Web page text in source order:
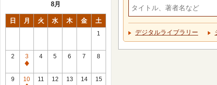
8月
日 月 火 水 木 金 土
1
2
3
休
館
4 5 6 7 8
9
10
11 12 13 14 15
デジタルライブラリー